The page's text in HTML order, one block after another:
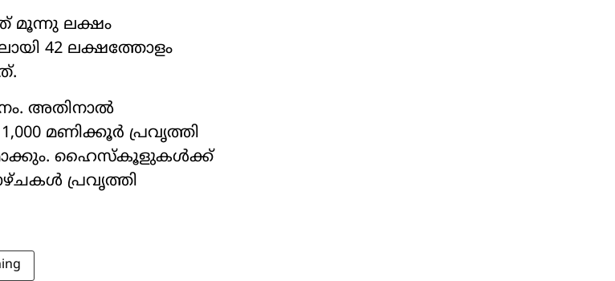
മൂന്നു ലക്ഷം
42 ലക്ഷത്തോളം
അതിനാല്‍
മണിക്കൂര്‍ പ്രവൃത്തി
ഹൈസ്‌കൂളു​ക​ൾ​ക്ക്
പ്രവൃത്തി